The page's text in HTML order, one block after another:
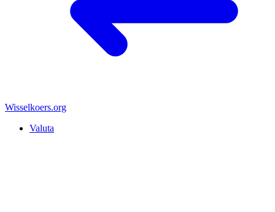
Wisselkoers.org
Valuta